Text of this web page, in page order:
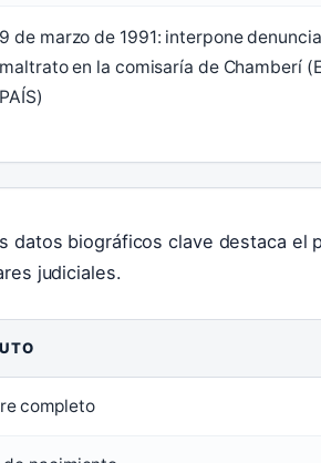
9 de marzo de 1991: interpone
maltrato en la comisaría de Chamberí
PAÍS)
datos biográficos clave destaca el
judiciales.
completo